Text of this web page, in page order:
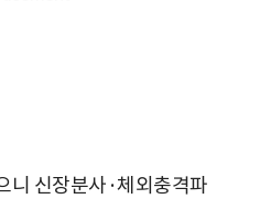
니 신장분사·체외충격파